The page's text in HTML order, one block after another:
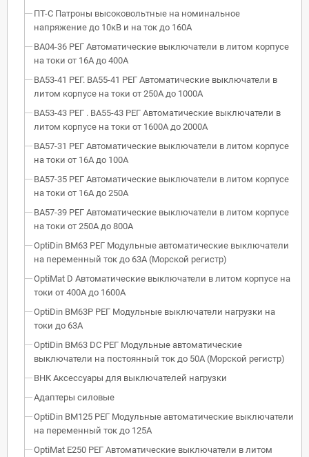
ПТ-С Патроны высоковольтные на номинальное
напряжение до 10кВ и на ток до 160А
ВА04-36 РЕГ Автоматические выключатели в литом корпусе
на токи от 16А до 400А
ВА53-41 РЕГ. ВА55-41 РЕГ Автоматические выключатели в
литом корпусе на токи от 250А до 1000А
ВА53-43 РЕГ . ВА55-43 РЕГ Автоматические выключатели в
литом корпусе на токи от 1600А до 2000А
ВА57-31 РЕГ Автоматические выключатели в литом корпусе
на токи от 16А до 100А
ВА57-35 РЕГ Автоматические выключатели в литом корпусе
на токи от 16А до 250А
ВА57-39 РЕГ Автоматические выключатели в литом корпусе
на токи от 250А до 800А
OptiDin BM63 РЕГ Модульные автоматические выключатели
на переменный ток до 63А (Морской регистр)
OptiMat D Автоматические выключатели в литом корпусе на
токи от 400А до 1600А
OptiDin BM63P РЕГ Модульные выключатели нагрузки на
токи до 63А
OptiDin BM63 DC РЕГ Модульные автоматические
выключатели на постоянный ток до 50А (Морской регистр)
ВНК Аксессуары для выключателей нагрузки
Адаптеры силовые
OptiDin BM125 РЕГ Модульные автоматические выключатели
на переменный ток до 125А
OptiMat E250 РЕГ Автоматические выключатели в литом